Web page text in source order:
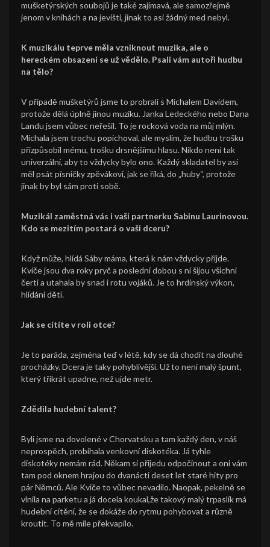
mušketýrských soubojů je také zajímavá, ale samozřejmě
jenom v knihách a na jevišti, jinak to asi žádný med nebyl.
K muzikálu teprve měla vzniknout muzika, ale o
hereckém obsazení se už vědělo. Psali vám autoři hudbu
na tělo?
V případě mušketýrů jsme to probrali s Michalem Davidem,
protože dělá úplně jinou muziku. Janka Ledeckého nebo Dana
Landu jsem vůbec neřešil. To je rocková voda na můj mlýn.
Michala jsem trochu popichoval, ale myslím, že hudbu trošku
přizpůsobil mému, trošku drsnějšímu hlasu. Nikdo není tak
univerzální, aby to vždycky bylo ono. Každý skladatel by asi
měl psát písničky zpěvákovi, jak se říká, do „huby“, protože
jinak by byl sám proti sobě.
Muzikál zaměstná vás i vaši partnerku Sabinu Laurinovou.
Kdo se mezitím postará o vaši dceru?
Když může, hlídá Sáby máma, která k nám vždycky přijde.
Kvíče jsou dva roky pryč a poslední dobou s ní šijou všichni
čerti a utahala by snad i rotu vojáků. Je to hrdinský výkon,
hlídání dětí.
Jak se cítíte v roli otce?
Je to paráda, zejména teď v létě, kdy se dá chodit na dlouhé
procházky. Dcera je taky pohyblivější. Už to není malý špunt,
který třikrát upadne, než ujde metr.
Zdědila hudební talent?
Byli jsme na dovolené v Chorvatsku a tam každý den, v náš
neprospěch, probíhala venkovní diskotéka. Já tyhle
diskotéky nemám rád. Někam si přijedu odpočinout a oni vám
tam pod oknem hrajou do dvanácti deset let staré hity pro
pár Němců. Ale Kviče to vůbec nevadilo. Naopak, pekelně se
vlnila na parketu a já docela koukal,že takový malý trpaslík má
hudební cítění, že se dokáže do rytmu pohybovat a různě
kroutit. To mě mile překvapilo.